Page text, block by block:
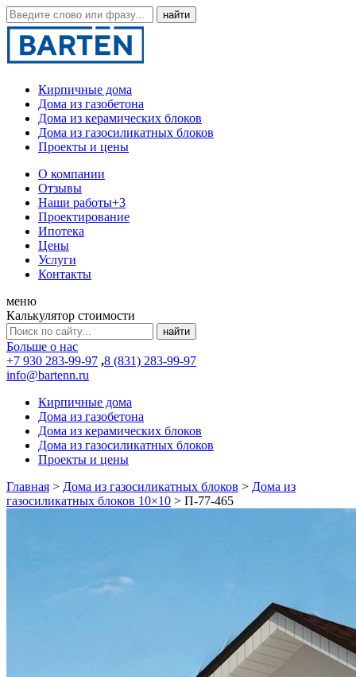
Кирпичные дома
Дома из газобетона
Дома из керамических блоков
Дома из газосиликатных блоков
Проекты и цены
О компании
Отзывы
Наши работы+3
Проектирование
Ипотека
Цены
Услуги
Контакты
меню
Калькулятор стоимости
Больше о нас
+7 930 283-99-97 ,8 (831) 283-99-97
info@bartenn.ru
Кирпичные дома
Дома из газобетона
Дома из керамических блоков
Дома из газосиликатных блоков
Проекты и цены
Главная > Дома из газосиликатных блоков > Дома из
газосиликатных блоков 10×10 > П-77-465